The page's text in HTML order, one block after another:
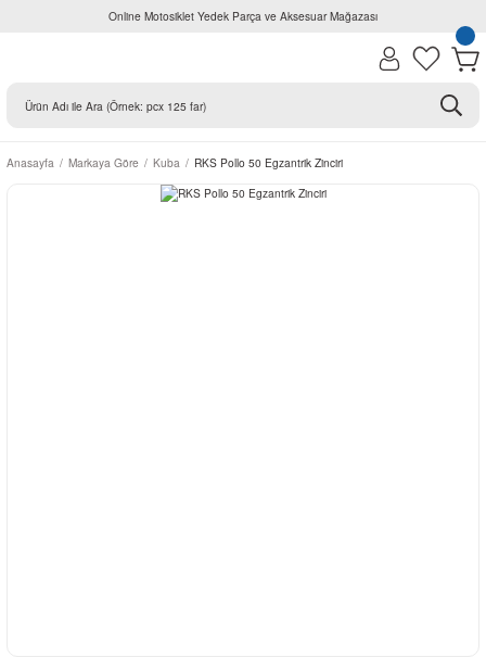
Online Motosiklet Yedek Parça ve Aksesuar Mağazası
Anasayfa Markaya Göre Kuba RKS Pollo 50 Egzantrik Zinciri